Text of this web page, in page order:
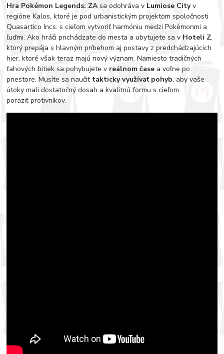
Hra Pokémon Legends: ZAsa odohráva v Lumiose Cityv
regióne Kalos, ktoré je pod urbanistickým projektom spoločnosti
Quasartico Incs. s cieľom vytvoriť harmóniu medzi Pokémonmi a
ľuďmi. Ako hráči prichádzate do mesta a ubytujete sa v Hoteli Z,
ktorý prepája s hlavným príbehom aj postavy z predchádzajúcich
hier, ktoré však teraz majú nový význam. Namiesto tradičných
ťahových bitiek sa pohybujete v reálnom čase a voľne po
priestore. Musíte sa naučiť takticky využívať pohyb, aby vaše
útoky mali dostatočný dosah a kvalitnú formu s cieľom
poraziť protivníkov.